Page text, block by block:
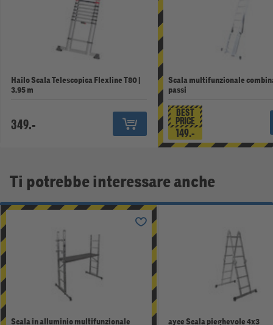
Hailo Scala Telescopica Flexline T80 |
3.95 m
349.-
Scala multifunzionale
passi
BEST
PRICE
149.-
Ti potrebbe interessare anche
Scala in alluminio multifunzionale ayce Scala pieghevole 4x3